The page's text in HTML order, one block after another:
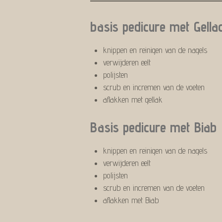
basis
knippen en reinigen van de nagels
verwijderen eelt
polijsten
scrub en incremen van de voeten
aflakken met gellak
Basis
knippen en reinigen van de nagels
verwijderen eelt
polijsten
scrub en incremen van de voeten
aflakken met Biab